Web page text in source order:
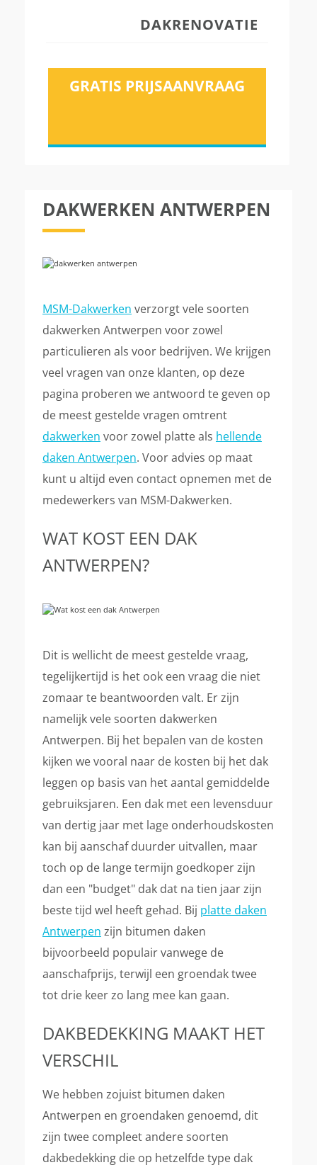
DAKRENOVATIE
GRATIS PRIJSAANVRAAG
DAKWERKEN ANTWERPEN
MSM-Dakwerken verzorgt vele soorten
dakwerken Antwerpen voor zowel
particulieren als voor bedrijven. We krijgen
veel vragen van onze klanten, op deze
pagina proberen we antwoord te geven op
de meest gestelde vragen omtrent
dakwerken voor zowel platte als hellende
daken Antwerpen. Voor advies op maat
kunt u altijd even contact opnemen met de
medewerkers van MSM-Dakwerken.
WAT KOST EEN DAK
ANTWERPEN?
Dit is wellicht de meest gestelde vraag,
tegelijkertijd is het ook een vraag die niet
zomaar te beantwoorden valt. Er zijn
namelijk vele soorten dakwerken
Antwerpen. Bij het bepalen van de kosten
kijken we vooral naar de kosten bij het dak
leggen op basis van het aantal gemiddelde
gebruiksjaren. Een dak met een levensduur
van dertig jaar met lage onderhoudskosten
kan bij aanschaf duurder uitvallen, maar
toch op de lange termijn goedkoper zijn
dan een "budget" dak dat na tien jaar zijn
beste tijd wel heeft gehad. Bij platte daken
Antwerpen zijn bitumen daken
bijvoorbeeld populair vanwege de
aanschafprijs, terwijl een groendak twee
tot drie keer zo lang mee kan gaan.
DAKBEDEKKING MAAKT HET
VERSCHIL
We hebben zojuist bitumen daken
Antwerpen en groendaken genoemd, dit
zijn twee compleet andere soorten
dakbedekking die op hetzelfde type dak